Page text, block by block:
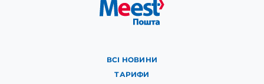
ВСІ НОВИНИ
ТАРИФИ